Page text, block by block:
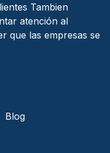
Tambien
atención al
que las empresas se
Blog